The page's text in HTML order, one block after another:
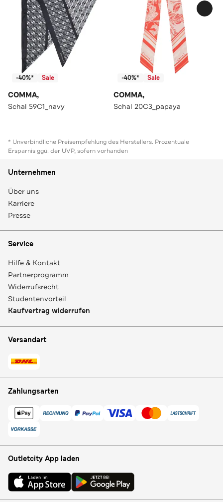
-40%* Sale
COMMA,
Schal 59C1_navy
-40%* Sale
COMMA,
Schal 20C3_papaya
* Unverbindliche Preisempfehlung des Herstellers. Prozentuale
Ersparnis ggü. der UVP, sofern vorhanden
Unternehmen
Über uns
Karriere
Presse
Service
Hilfe & Kontakt
Partnerprogramm
Widerrufsrecht
Studentenvorteil
Kaufvertrag widerrufen
Versandart
Zahlungsarten
Outletcity App laden